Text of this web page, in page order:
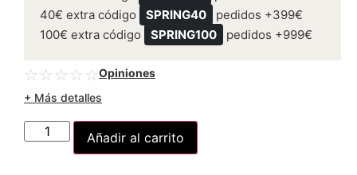
40€ extra código
SPRING40
pedidos +399€
100€ extra código
SPRING100 pedidos +999€
☆ ☆ ☆ ☆ ☆Opiniones
+ Más detalles
Añadir al carrito